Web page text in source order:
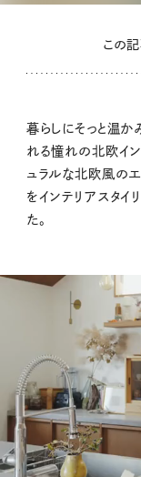
この
暮らしにそっと温
れる憧れの北欧イ
ュラルな北欧風の
をインテリアスタイ
た。